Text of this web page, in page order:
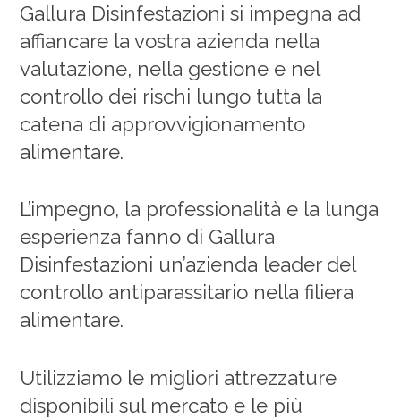
Gallura Disinfestazioni si impegna ad
affiancare la vostra azienda nella
valutazione, nella gestione e nel
controllo dei rischi lungo tutta la
catena di approvvigionamento
alimentare.
L’impegno, la professionalità e la lunga
esperienza fanno di Gallura
Disinfestazioni un’azienda leader del
controllo antiparassitario nella filiera
alimentare.
Utilizziamo le migliori attrezzature
disponibili sul mercato e le più